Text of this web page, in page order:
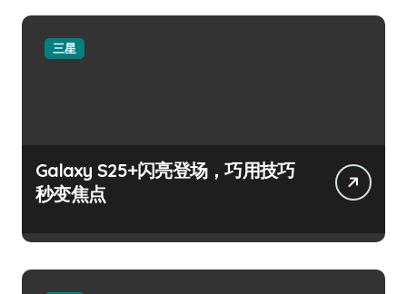
三星
Galaxy S25+闪亮登场，巧用技巧
秒变焦点